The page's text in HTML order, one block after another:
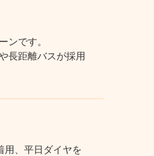
ンです。
長距離バスが採用
用、平日ダイヤを